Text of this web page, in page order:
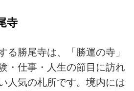
寺
る勝尾寺は、「勝運の寺」
・仕事・人生の節目に訪れ
人気の札所です。境内には